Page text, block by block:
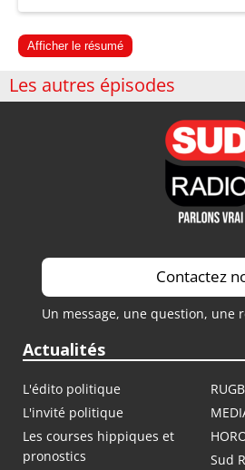
Afficher le résumé
Les autres épisodes
Contactez
Un message, une question, une
Actualités
L'édito politique
L'invité politique
Les courses hippiques et
pronostics
Sud